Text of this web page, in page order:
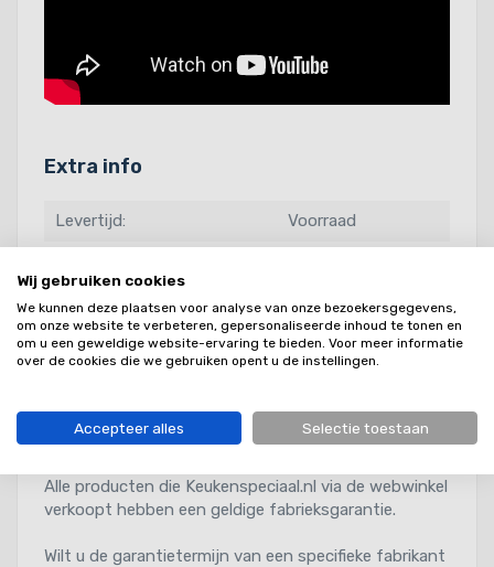
Extra info
Levertijd: Voorraad
Artikelcode leverancier: 200505
GTIN Nummer: 8717185490282
Garantie
Alle producten die Keukenspeciaal.nl via de webwinkel
verkoopt hebben een geldige fabrieksgarantie.
Wilt u de garantietermijn van een specifieke fabrikant
Wij gebruiken cookies
We kunnen deze plaatsen voor analyse van onze bezoekersgegevens,
om onze website te verbeteren, gepersonaliseerde inhoud te tonen en
om u een geweldige website-ervaring te bieden. Voor meer informatie
over de cookies die we gebruiken opent u de instellingen.
Accepteer alles Selectie toestaan